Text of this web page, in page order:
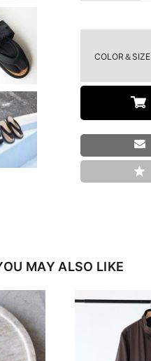
COLOR＆SIZE
MAY ALSO LIKE